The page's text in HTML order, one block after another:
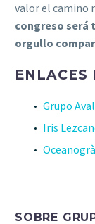
valor el camino
congreso será
orgullo
ENLACES
Grupo
Iris
SOBRE